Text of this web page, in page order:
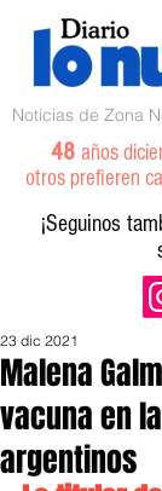
Noticias de Zona
48 años
otros prefieren
¡Seguinos
Malena
vacuna en
argentinos
23 dic 2021